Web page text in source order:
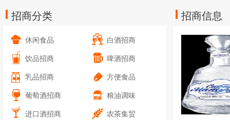
招商信息
招商分类
休闲食品 白酒招商
饮品招商 啤酒招商
乳品招商 方便食品
葡萄酒招商 粮油调味
进口酒招商 农茶集贸